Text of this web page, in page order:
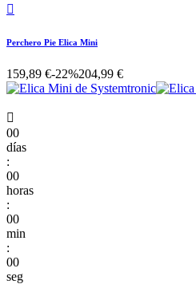

Perchero Pie Elica Mini
159,89 €-22%204,99 €

00
días
:
00
horas
:
00
min
:
00
seg